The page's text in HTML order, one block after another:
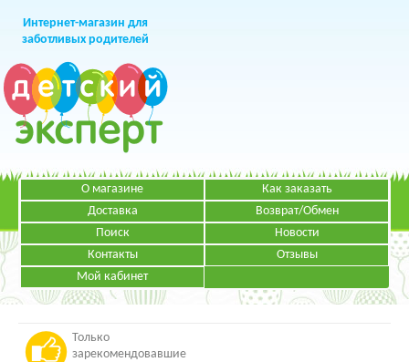
Интернет-магазин для
заботливых родителей
+7 (499)391-49-83Телефон в Москве
Режим работы:
Пн-Пт: с 09.00 до 19.00
НАПИСАТЬ ПИСЬМО
О магазине
Как заказать
Доставка
Возврат/Обмен
Поиск
Новости
Контакты
Отзывы
Мой кабинет
Только
зарекомендовавшие